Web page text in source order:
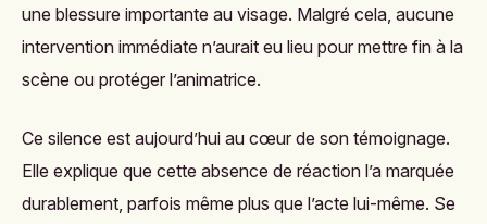
une blessure importante au visage. Malgré cela, aucune
intervention immédiate n’aurait eu lieu pour mettre fin à la
scène ou protéger l’animatrice.
Ce silence est aujourd’hui au cœur de son témoignage.
Elle explique que cette absence de réaction l’a marquée
durablement, parfois même plus que l’acte lui-même. Se